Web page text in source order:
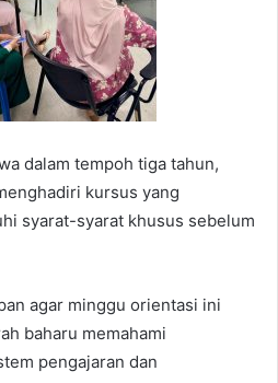
dalam tempoh tiga tahun,
kursus yang
syarat-syarat khusus sebelum
agar minggu orientasi ini
baharu memahami
pengajaran dan